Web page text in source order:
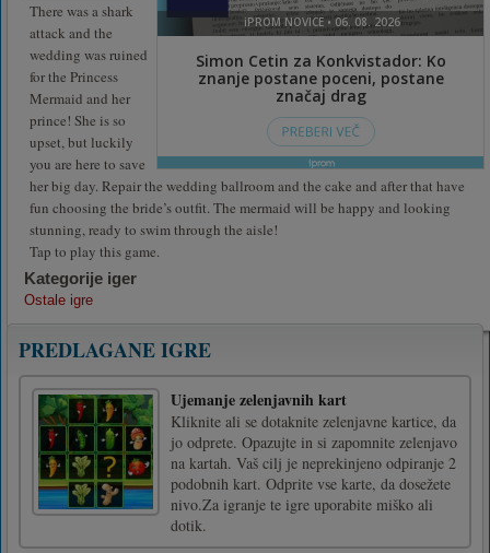
There was a shark
attack and the
wedding was ruined
for the Princess
Mermaid and her
prince! She is so
upset, but luckily
you are here to save
her big day. Repair the wedding ballroom and the cake and after that have
fun choosing the bride’s outfit. The mermaid will be happy and looking
stunning, ready to swim through the aisle!
Tap to play this game.
Kategorije iger
Ostale igre
PREDLAGANE IGRE
Ujemanje zelenjavnih kart
Kliknite ali se dotaknite zelenjavne kartice, da
jo odprete. Opazujte in si zapomnite zelenjavo
na kartah. Vaš cilj je neprekinjeno odpiranje 2
podobnih kart. Odprite vse karte, da dosežete
nivo.Za igranje te igre uporabite miško ali
dotik.